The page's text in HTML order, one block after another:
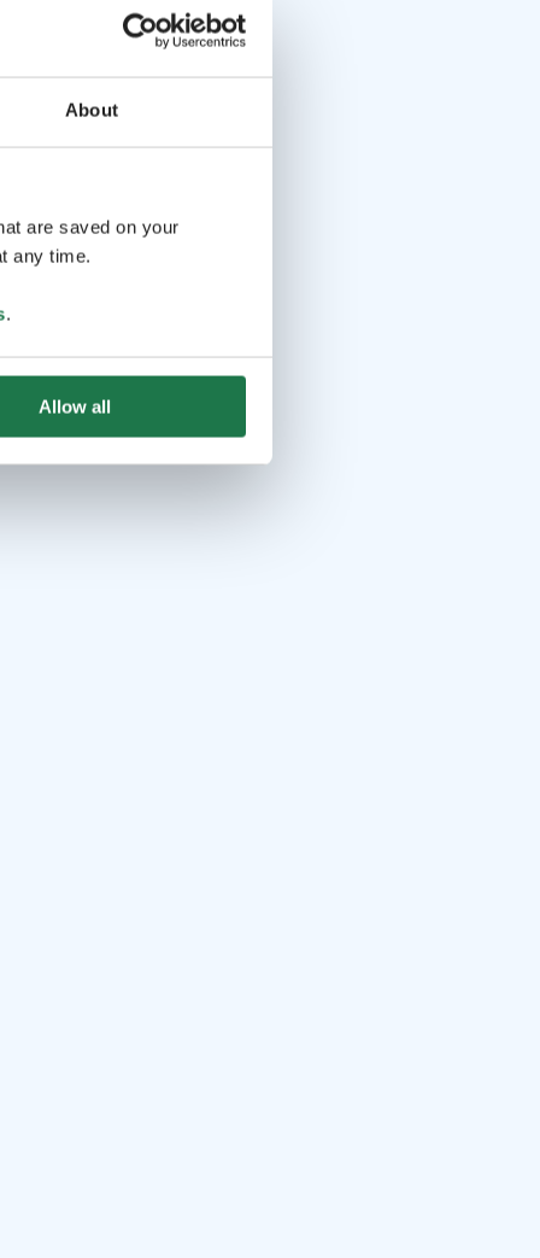
About
are saved on your
any time.
.
Allow all